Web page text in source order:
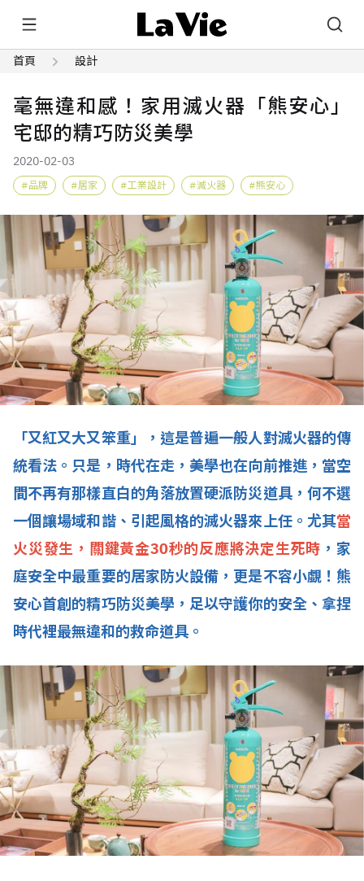
首頁 設計
毫無違和感！家用滅火器「熊安心」
宅邸的精巧防災美學
2020-02-03
品牌 居家 工業設計 滅火器 熊安心
「又紅又大又笨重」，這是普遍一般人對滅火器的傳
統看法。只是，時代在走，美學也在向前推進，當空
間不再有那樣直白的角落放置硬派防災道具，何不選
一個讓場域和諧、引起風格的滅火器來上任。尤其當
火災發生，關鍵黃金30秒的反應將決定生死時 ，家
庭安全中最重要的居家防火設備，更是不容小覷！熊
安心首創的精巧防災美學，足以守護你的安全、拿捏
時代裡最無違和的救命道具。